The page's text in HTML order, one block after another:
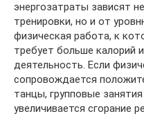
энергозатраты зависят
тренировки, но и от
физическая работа, к
требует больше калорий
деятельность. Если
сопровождается
танцы, групповые
увеличивается сгорание